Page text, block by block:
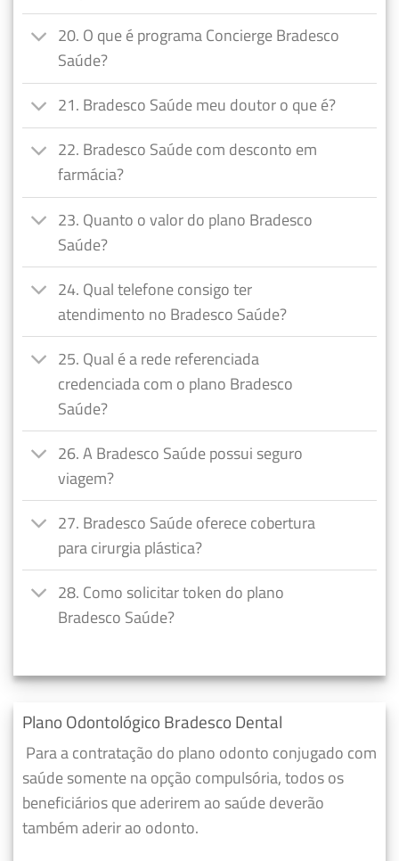
20. O que é programa Concierge Bradesco
Saúde?
21. Bradesco Saúde meu doutor o que é?
22. Bradesco Saúde com desconto em
farmácia?
23. Quanto o valor do plano Bradesco
Saúde?
24. Qual telefone consigo ter
atendimento no Bradesco Saúde?
25. Qual é a rede referenciada
credenciada com o plano Bradesco
Saúde?
26. A Bradesco Saúde possui seguro
viagem?
27. Bradesco Saúde oferece cobertura
para cirurgia plástica?
28. Como solicitar token do plano
Bradesco Saúde?
Plano Odontológico Bradesco Dental
Para a contratação do plano odonto conjugado com
saúde somente na opção compulsória, todos os
beneficiários que aderirem ao saúde deverão
também aderir ao odonto.